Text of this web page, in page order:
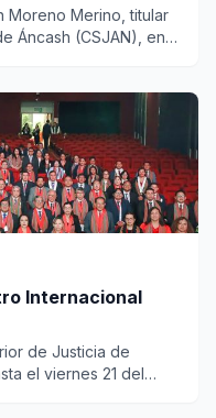
Moreno Merino, titular
Áncash (CSJAN), en
Internacional
de Justicia de
el viernes 21 del